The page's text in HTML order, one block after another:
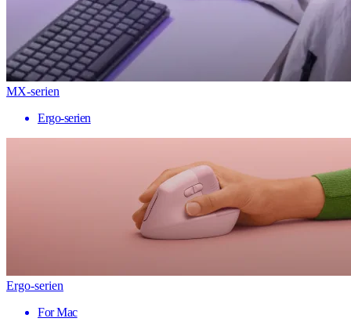
MX-serien
Ergo-serien
Ergo-serien
For Mac